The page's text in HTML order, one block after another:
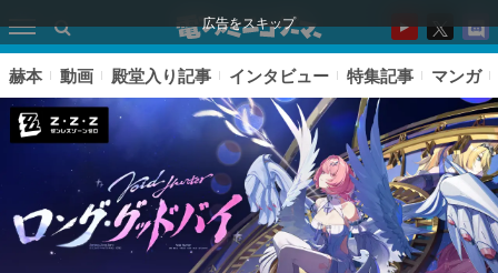
広告をスキップ
赫本 動画 殿堂入り記事 インタビュー 特集記事 マンガ